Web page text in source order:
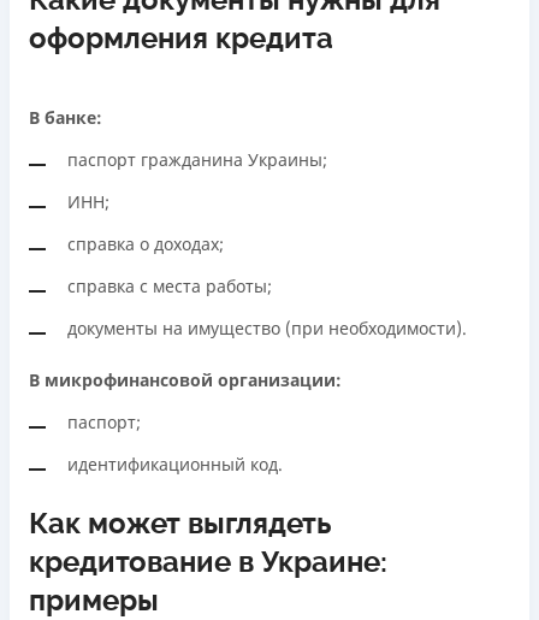
оформления кредита
В банке:
паспорт гражданина Украины;
ИНН;
справка о доходах;
справка с места работы;
документы на имущество (при необходимости).
В микрофинансовой организации:
паспорт;
идентификационный код.
Как может выглядеть
кредитование в Украине:
примеры